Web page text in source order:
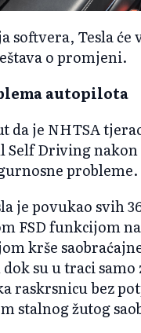
softvera, Tesla
o promjeni.
autopilota
da je NHTSA
Driving
probleme.
je povukao svih
FSD funkcijom
krše
su u traci
raskrsnicu bez
stalnog žutog